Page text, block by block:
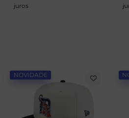
juros
NOVIDADE